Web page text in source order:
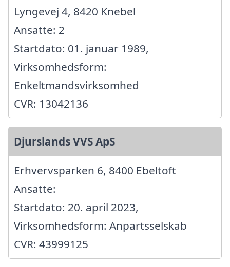
Lyngevej 4, 8420 Knebel
Ansatte: 2
Startdato: 01. januar 1989,
Virksomhedsform:
Enkeltmandsvirksomhed
CVR: 13042136
Djurslands VVS ApS
Erhvervsparken 6, 8400 Ebeltoft
Ansatte:
Startdato: 20. april 2023,
Virksomhedsform: Anpartsselskab
CVR: 43999125